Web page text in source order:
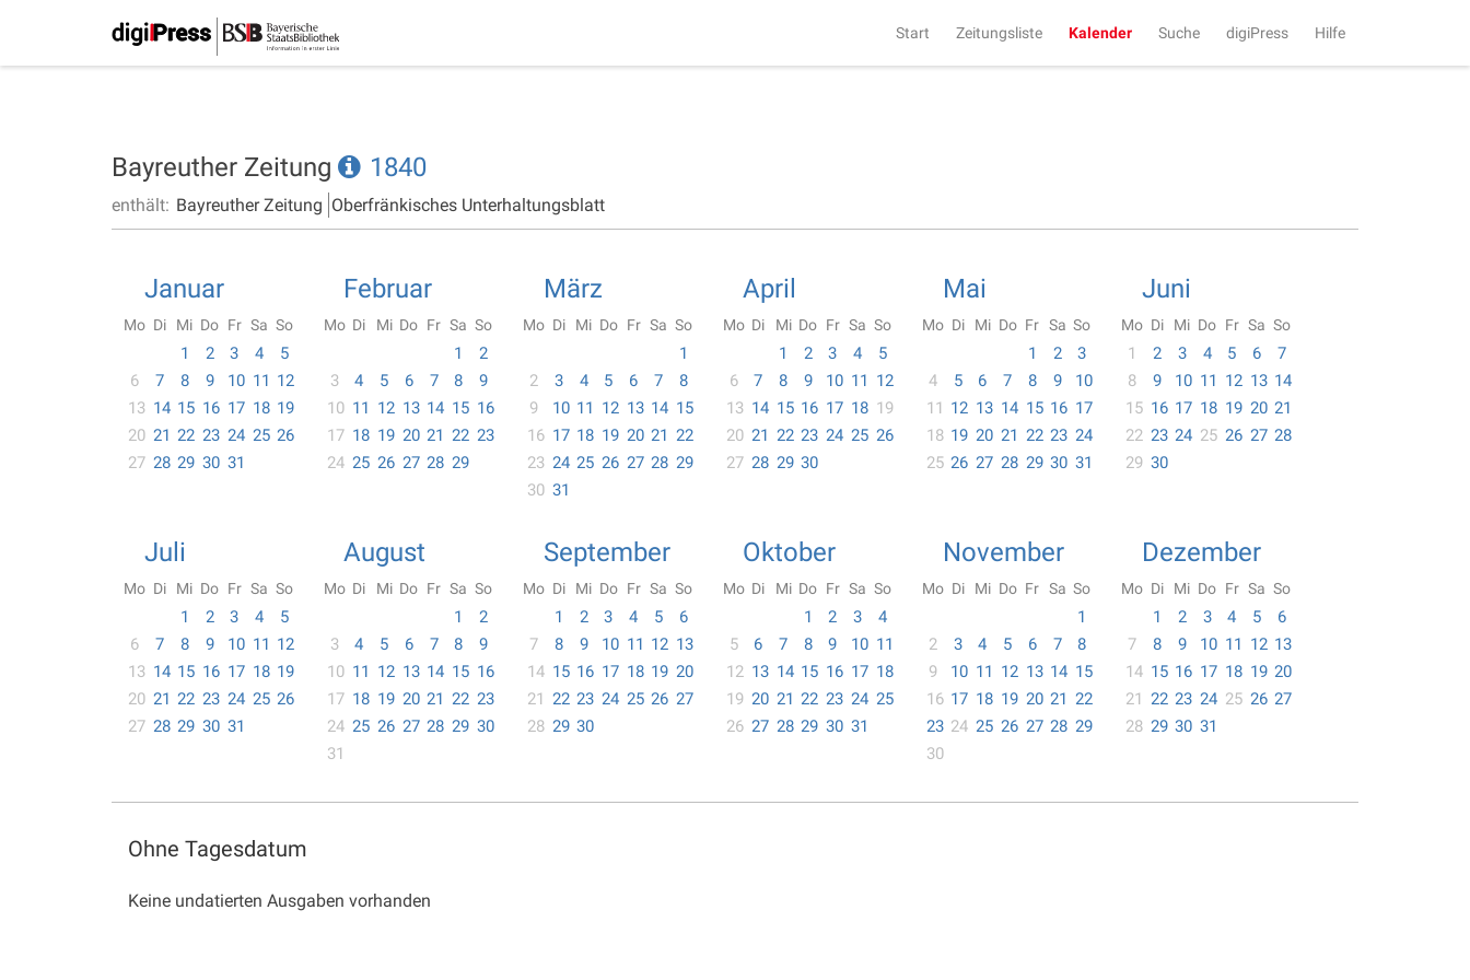
Start Zeitungsliste Kalender Suche digiPress Hilfe
Bayreuther Zeitung 1840
enthält: Bayreuther Zeitung Oberfränkisches Unterhaltungsblatt
Januar
Mo Di Mi Do Fr Sa So
1 2 3 4
5
6
7 8 9 10 11 12
13 14 15 16 17 18 19
20 21 22 23 24 25 26
27 28 29 30 31
Februar
Mo Di Mi Do Fr Sa So
1
2
3
4 5 6 7 8
9
10 11 12 13 14 15 16
17 18 19 20 21 22 23
24 25 26 27 28 29
März
Mo Di Mi Do Fr Sa So
1
2
3 4 5 6 7
8
9
10 11 12 13 14 15
16 17 18 19 20 21 22
23 24 25 26 27 28 29
30 31
April
Mo Di Mi Do Fr Sa So
1 2 3 4
5
6
7 8 9 10 11 12
13 14 15 16 17 18 19
20 21 22 23 24 25 26
27 28 29 30
Mai
Mo Di Mi Do Fr Sa So
1 2
3
4
5 6 7 8 9
10
11 12 13 14 15 16 17
18 19 20 21 22 23 24
25 26 27 28 29 30 31
Juni
Mo Di Mi Do Fr Sa So
1 2 3 4 5 6
7
8
9 10 11 12 13 14
15 16 17 18 19 20 21
22 23 24 25 26 27 28
29 30
Juli
Mo Di Mi Do Fr Sa So
1 2 3 4
5
6
7 8 9 10 11 12
13 14 15 16 17 18 19
20 21 22 23 24 25 26
27 28 29 30 31
August
Mo Di Mi Do Fr Sa So
1
2
3
4 5 6 7 8
9
10 11 12 13 14 15 16
17 18 19 20 21 22 23
24 25 26 27 28 29 30
31
September
Mo Di Mi Do Fr Sa So
1 2 3 4 5
6
7
8 9 10 11 12 13
14 15 16 17 18 19 20
21 22 23 24 25 26 27
28 29 30
Oktober
Mo Di Mi Do Fr Sa So
1 2 3
4
5
6 7 8 9 10 11
12 13 14 15 16 17 18
19 20 21 22 23 24 25
26 27 28 29 30 31
November
Mo Di Mi Do Fr Sa So
1
2
3 4 5 6 7
8
9
10 11 12 13 14 15
16 17 18 19 20 21 22
23 24 25 26 27 28 29
30
Dezember
Mo Di Mi Do Fr Sa So
1 2 3 4 5
6
7
8 9 10 11 12 13
14 15 16 17 18 19 20
21 22 23 24 25 26 27
28 29 30 31
Ohne Tagesdatum
Keine undatierten Ausgaben vorhanden